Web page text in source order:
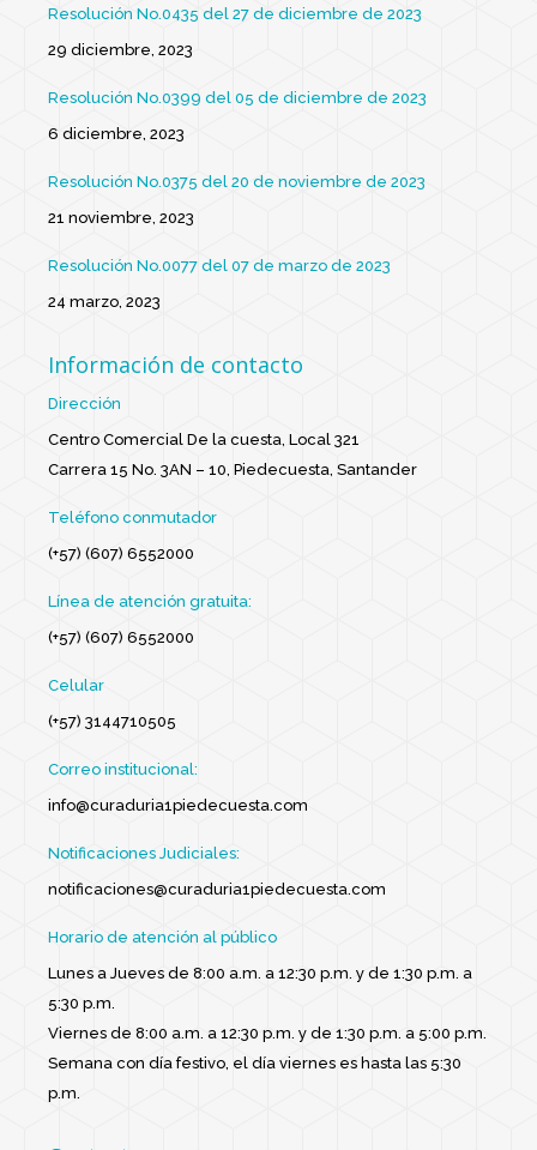
Resolución No.0435 del 27 de diciembre de 2023
29 diciembre, 2023
Resolución No.0399 del 05 de diciembre de 2023
6 diciembre, 2023
Resolución No.0375 del 20 de noviembre de 2023
21 noviembre, 2023
Resolución No.0077 del 07 de marzo de 2023
24 marzo, 2023
Información de contacto
Dirección
Centro Comercial De la cuesta, Local 321
Carrera 15 No. 3AN – 10, Piedecuesta, Santander
Teléfono conmutador
(+57) (607) 6552000
Línea de atención gratuita:
(+57) (607) 6552000
Celular
(+57) 3144710505
Correo institucional:
info@curaduria1piedecuesta.com
Notificaciones Judiciales:
notificaciones@curaduria1piedecuesta.com
Horario de atención al público
Lunes a Jueves de 8:00 a.m. a 12:30 p.m. y de 1:30 p.m. a
5:30 p.m.
Viernes de 8:00 a.m. a 12:30 p.m. y de 1:30 p.m. a 5:00 p.m.
Semana con día festivo, el día viernes es hasta las 5:30
p.m.